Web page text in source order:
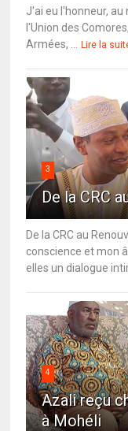
J'ai eu l'honneur, au
l'Union des
Armées, ...
Lire la
3
De la CRC
De la CRC au
conscience et mon
elles un dialogue
4
Azali reçu
à Mohéli